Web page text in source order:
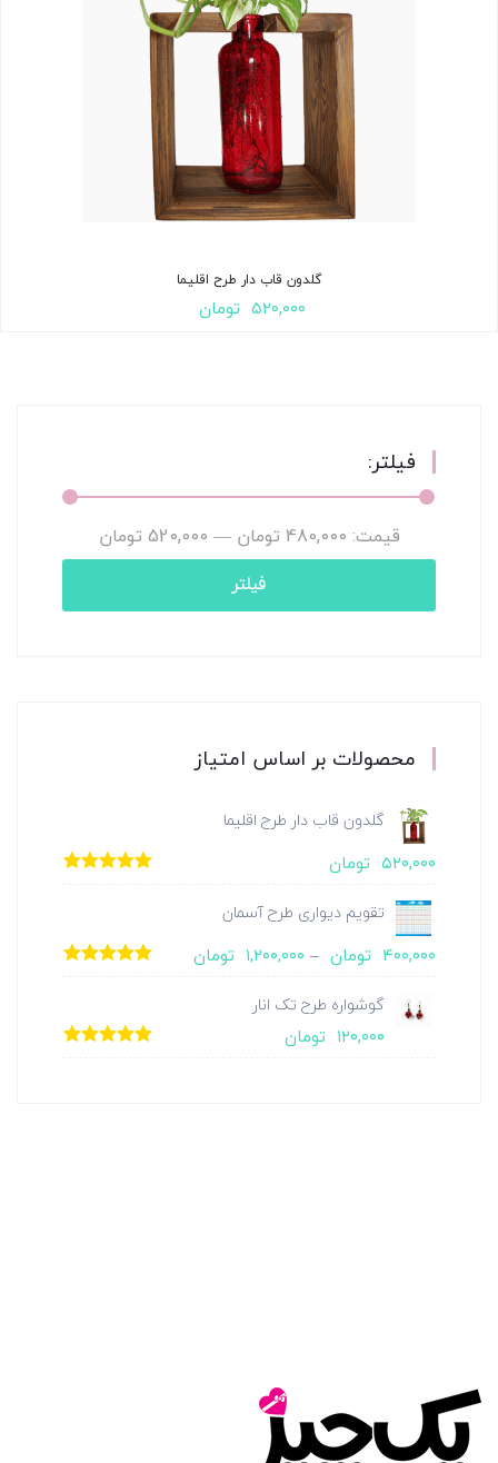
گلدون قاب دار طرح اقلیما
۵۲۰,۰۰۰ تومان
فیلتر:
فیلتر
قیمت:480,000 تومان —520,000 تومان
محصولات بر اساس امتیاز
گلدون قاب دار طرح اقلیما
۵۲۰,۰۰۰ تومان
تقویم دیواری طرح آسمان
۴۰۰,۰۰۰ تومان– ۱,۲۰۰,۰۰۰ تومان
گوشواره طرح تک انار
۱۲۰,۰۰۰ تومان